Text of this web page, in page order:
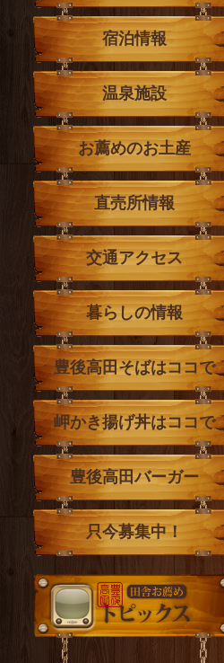
宿泊情報
温泉施設
お薦めのお土産
直売所情報
交通アクセス
暮らしの情報
豊後高田そばはココで
岬かき揚げ丼はココで
豊後高田バーガー
只今募集中！